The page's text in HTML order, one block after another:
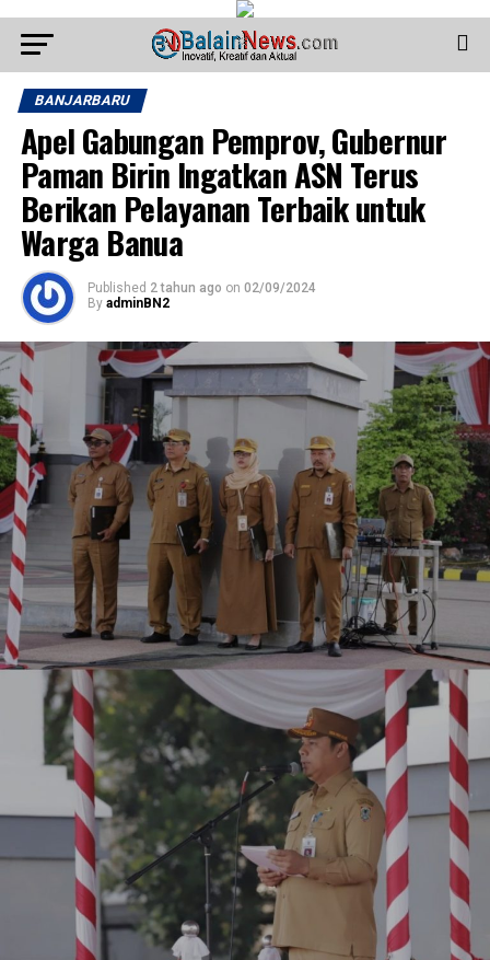
BANJARBARU
Apel Gabungan Pemprov, Gubernur
Paman Birin Ingatkan ASN Terus
Berikan Pelayanan Terbaik untuk
Warga Banua
Published 2 tahun ago on 02/09/2024
By adminBN2